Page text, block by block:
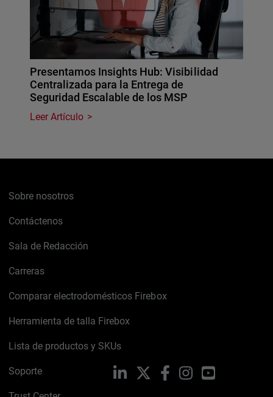
Presentamos Insights Hub: Visibilidad
Centralizada para la Entrega de
Seguridad Escalable de los MSP
Leer Artículo
Sobre nosotros
Contáctenos
Sala de Redacción
Carreras
Comparar electrodomésticos Firebox
Herramienta de talla Firebox
Lista de productos y SKUs
Soporte LinkedIn FacebookInstagramYouTube